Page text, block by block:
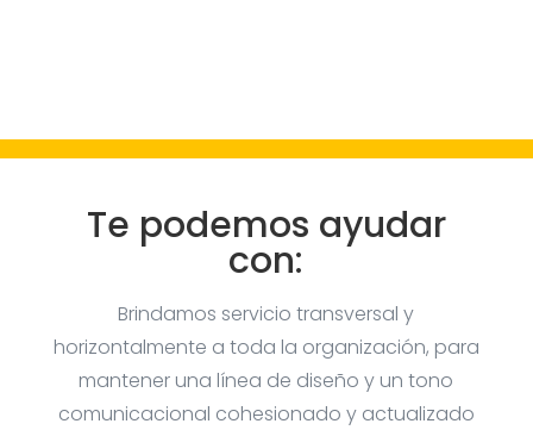
Te podemos ayudar
con:
Brindamos servicio transversal y
horizontalmente a toda la organización, para
mantener una línea de diseño y un tono
comunicacional cohesionado y actualizado